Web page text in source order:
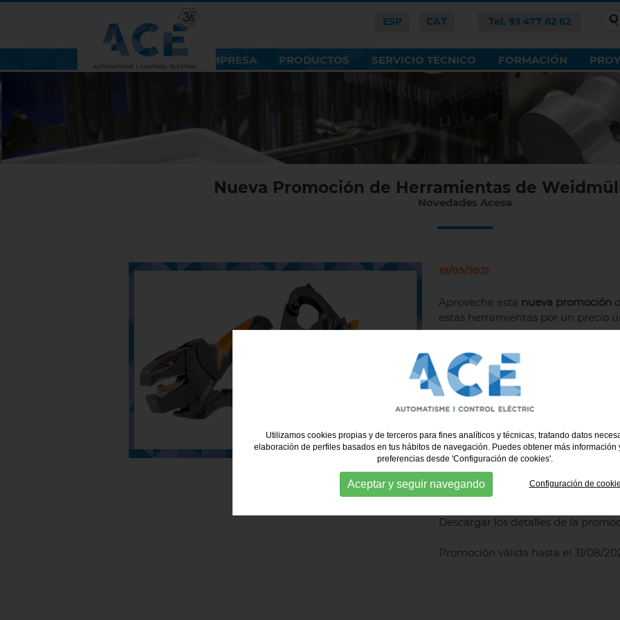
ESP CAT Tel. 93 477 62 62
FORMACIÓN
SERVICIO TÉCNICO
PRODUCTOS
EMPRESA
Nueva Promoción de Herramientas de
Novedades Acesa
19/05/2021
Aproveche esta nueva promoción
estas herramientas por un precio
: Desaislar cables de
Código 9005000000 - Por solo
PZ 10 HEX: Prensado
Código 1445070000 - Por solo
AM 25: Desaislar mangueras
9001540000 - Por solo 29€
KT 45 R
: Cortar cables Cu y
9202040000 - Por solo 191€
Descargar los detalles de la
Promoción válida hasta el 31/08/
Utilizamos cookies propias y de terceros para fines analíticos y técnicas, tratando datos
elaboración de perfiles basados en tus hábitos de navegación. Puedes obtener más información
preferencias desde 'Configuración de cookies'.
Aceptar y seguir navegando Configuración de